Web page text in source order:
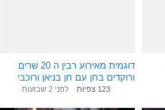
דוגמית מאירוע רבין ה 20 שרים
ורוקדים בחן עם חן בניאן ורוכבי
הסוסים123 צפיות לפני 2 שבועות